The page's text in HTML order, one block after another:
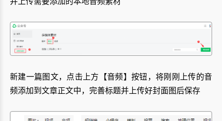
新建一篇图文，点击上方【音频】按钮，将刚刚上传的音
频添加到文章正文中，完善标题并上传好封面图后保存